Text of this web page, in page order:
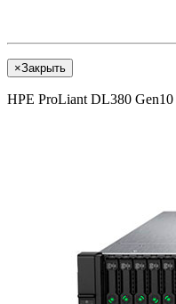
×Закрыть
HPE ProLiant DL380 Gen10